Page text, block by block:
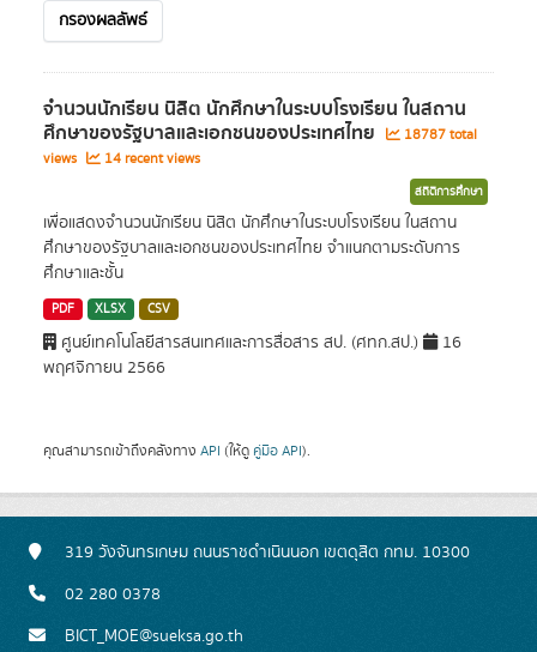
กรองผลลัพธ์
จำนวนนักเรียน นิสิต นักศึกษาในระบบโรงเรียน ในสถาน
ศึกษาของรัฐบาลและเอกชนของประเทศไทย
18787 total
views
14 recent views
สถิติการศึกษา
เพื่อแสดงจำนวนนักเรียน นิสิต นักศึกษาในระบบโรงเรียน ในสถาน
ศึกษาของรัฐบาลและเอกชนของประเทศไทย จำแนกตามระดับการ
ศึกษาและชั้น
PDF XLSX CSV
ศูนย์เทคโนโลยีสารสนเทศและการสื่อสาร สป. (ศทก.สป.)
16
พฤศจิกายน 2566
คุณสามารถเข้าถึงคลังทาง API (ให้ดู คู่มือ API).
319 วังจันทรเกษม ถนนราชดำเนินนอก เขตดุสิต กทม. 10300
02 280 0378
BICT_MOE@sueksa.go.th